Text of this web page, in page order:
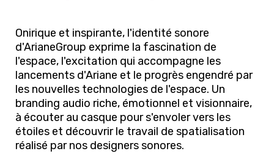
Onirique et inspirante, l'identité sonore
d'ArianeGroup exprime la fascination de
l'espace, l'excitation qui accompagne les
lancements d'Ariane et le progrès engendré par
les nouvelles technologies de l'espace. Un
branding audio riche, émotionnel et visionnaire,
à écouter au casque pour s'envoler vers les
étoiles et découvrir le travail de spatialisation
réalisé par nos designers sonores.